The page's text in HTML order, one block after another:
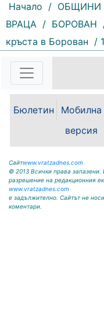
204 | 2026-
ООД – Враца
възникнала
спряно
ул."Никола
07.08.2026г. до
аварията. Тел.:
0889 316...
Начало / ОБЩИНИ
ВРАЦА / БОРОВАН
кръста в Борован / 1
Бюлетин
Мобилна
версия
Сайтwww.vratzadnes.com
© 2013 Всички права запазени.
разрешение на редакционния
www.vratzadnes.com
е задължително. Сайтът не
коментари.